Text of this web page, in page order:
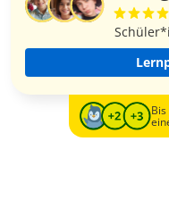
Bis